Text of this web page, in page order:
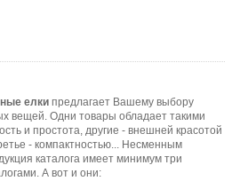
елки предлагает Вашему выбору
вещей. Одни товары обладает такими
и простота, другие - внешней красотой
- компактностью... Несменным
каталога имеет минимум три
А вот и они: